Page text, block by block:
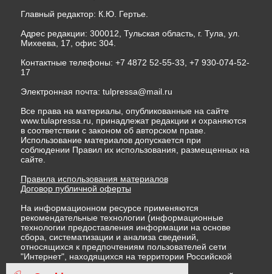
Главный редактор: К.Ю. Гертье.
Адрес редакции: 300012, Тульская область, г. Тула, ул.
Михеева, 17, офис 304.
Контактные телефоны: +7 4872 52-55-33, +7 930-074-52-
17
Электронная почта: tulpressa@mail.ru
Все права на материалы, опубликованные на сайте
www.tulapressa.ru, принадлежат редакции и охраняются
в соответствии с законом об авторском праве.
Использование материалов допускается при
соблюдении Правил их использования, размещенных на
сайте.
Правила использования материалов
Договор публичной оферты
На информационном ресурсе применяются
рекомендательные технологии (информационные
технологии предоставления информации на основе
сбора, систематизации и анализа сведений,
относящихся к предпочтениям пользователей сети
"Интернет", находящихся на территории Российской
Федерации)